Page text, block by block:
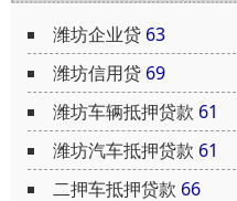
潍坊企业贷 63
潍坊信用贷 69
潍坊车辆抵押贷款 61
潍坊汽车抵押贷款 61
二押车抵押贷款 66